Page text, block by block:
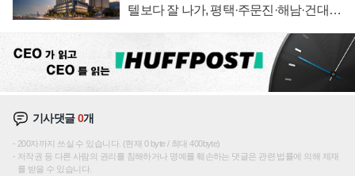
텔보다 잘 나가, 평택·주문진·해남·건대로
기사댓글0개
200자까지 쓰실 수 있습니다. (현재 0 byte / 최대 400byte)
저작권 등 다른 사람의 권리를 침해하거나 명예를 훼손하는 댓글은 관련 법률에 의해 제재
를 받을 수 있습니다.